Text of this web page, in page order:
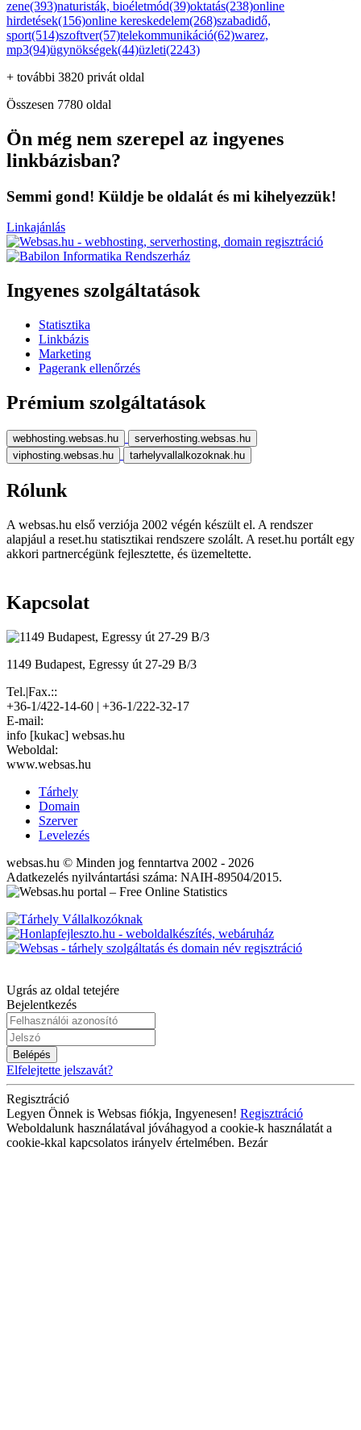
zene(393)naturisták, bioéletmód(39)oktatás(238)online
hirdetések(156)online kereskedelem(268)szabadidő,
sport(514)szoftver(57)telekommunikáció(62)warez,
mp3(94)ügynökségek(44)üzleti(2243)
+ további 3820 privát oldal
Összesen 7780 oldal
Ön még nem szerepel az ingyenes
linkbázisban?
Semmi gond! Küldje be oldalát és mi kihelyezzük!
Linkajánlás
Ingyenes szolgáltatások
Statisztika
Linkbázis
Marketing
Pagerank ellenőrzés
Prémium szolgáltatások
webhosting.websas.hu
serverhosting.websas.hu
viphosting.websas.hu
tarhelyvallalkozoknak.hu
Rólunk
A websas.hu első verziója 2002 végén készült el. A rendszer
alapjául a reset.hu statisztikai rendszere szolált. A reset.hu portált egy
akkori partnercégünk fejlesztette, és üzemeltette.
Kapcsolat
1149 Budapest, Egressy út 27-29 B/3
Tel.|Fax.::
+36-1/422-14-60 | +36-1/222-32-17
E-mail:
info [kukac] websas.hu
Weboldal:
www.websas.hu
Tárhely
Domain
Szerver
Levelezés
websas.hu © Minden jog fenntartva 2002 - 2026
Adatkezelés nyilvántartási száma: NAIH-89504/2015.
Ugrás az oldal tetejére
Bejelentkezés
Belépés
Elfelejtette jelszavát?
Regisztráció
Legyen Önnek is Websas fiókja, Ingyenesen! Regisztráció
Weboldalunk használatával jóváhagyod a cookie-k használatát a
cookie-kkal kapcsolatos irányelv értelmében. Bezár